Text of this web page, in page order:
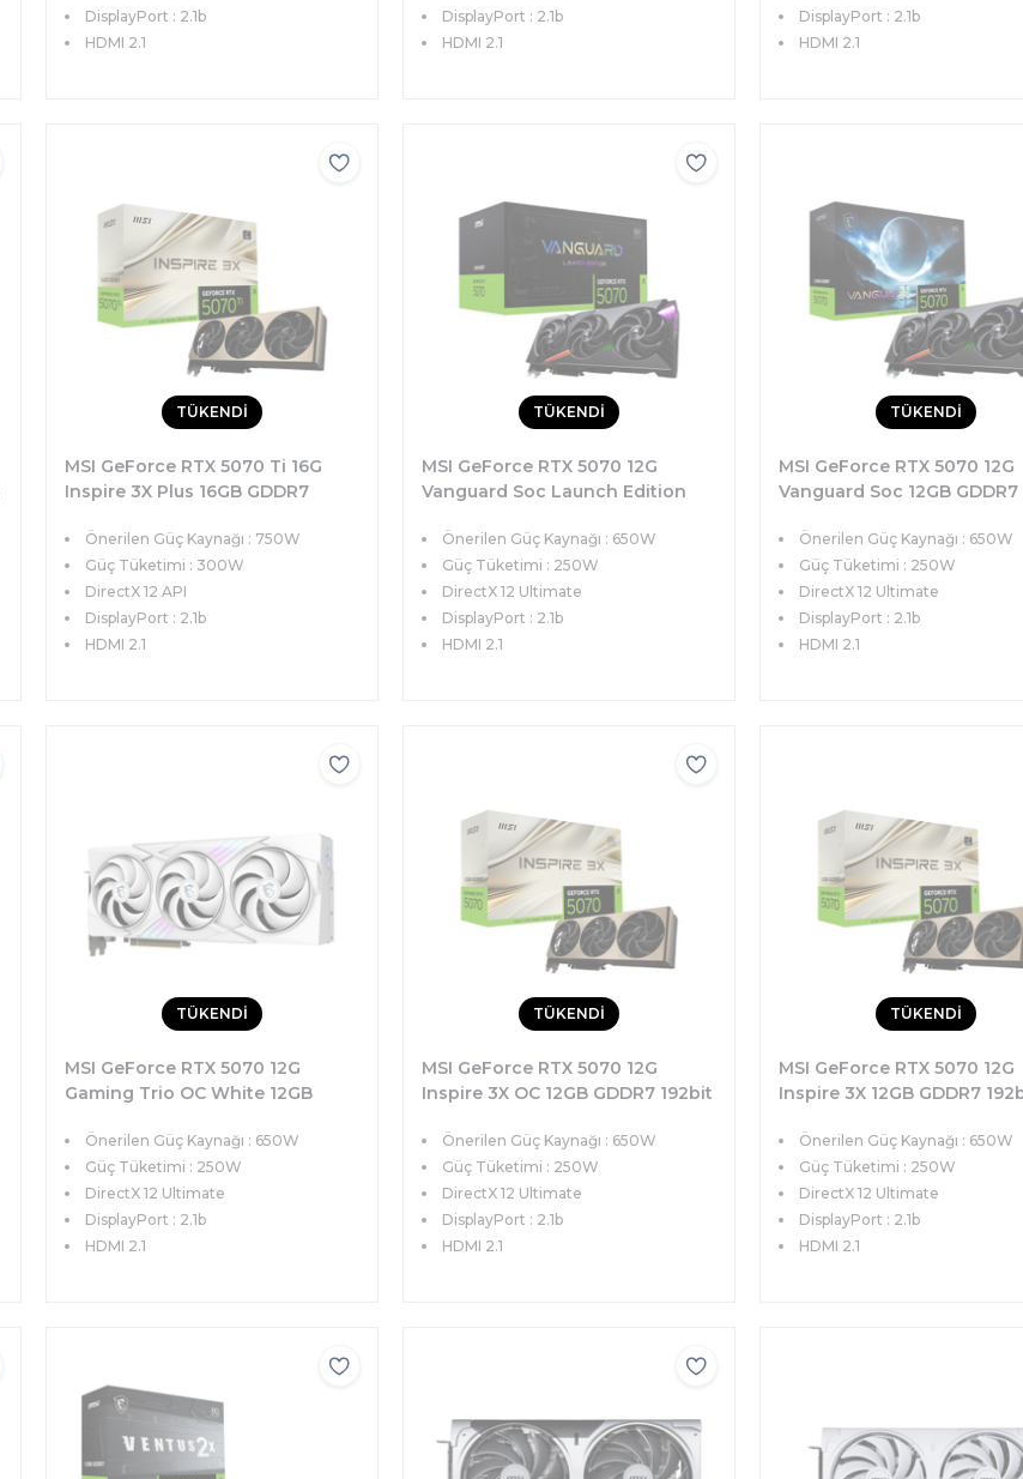
DisplayPort : 2.1b
HDMI 2.1
DisplayPort : 2.1b
HDMI 2.1
DisplayPort : 2.1b
HDMI 2.1
MSI GeForce RTX 5070 Ti 16G
Inspire 3X Plus 16GB GDDR7
1xHDMI) Ekran Kartı
Önerilen Güç Kaynağı : 750W
Güç Tüketimi : 300W
DirectX 12 API
DisplayPort : 2.1b
HDMI 2.1
TÜKENDİ
MSI GeForce RTX 5070 12G
Vanguard Soc Launch Edition
(3xDP 1xHDMI) Ekran Kartı
Önerilen Güç Kaynağı : 650W
Güç Tüketimi : 250W
DirectX 12 Ultimate
DisplayPort : 2.1b
HDMI 2.1
TÜKENDİ
MSI GeForce RTX 5070 12G
Vanguard Soc 12GB GDDR7
1xHDMI) Ekran Kartı
Önerilen Güç Kaynağı : 650W
Güç Tüketimi : 250W
DirectX 12 Ultimate
DisplayPort : 2.1b
HDMI 2.1
TÜKENDİ
MSI GeForce RTX 5070 12G
Gaming Trio OC White 12GB
(3xDP 1xHDMI) Ekran Kartı
Önerilen Güç Kaynağı : 650W
Güç Tüketimi : 250W
DirectX 12 Ultimate
DisplayPort : 2.1b
HDMI 2.1
TÜKENDİ
MSI GeForce RTX 5070 12G
Inspire 3X OC 12GB GDDR7 192bit
Ekran Kartı
Önerilen Güç Kaynağı : 650W
Güç Tüketimi : 250W
DirectX 12 Ultimate
DisplayPort : 2.1b
HDMI 2.1
TÜKENDİ
MSI GeForce RTX 5070 12G
Inspire 3X 12GB GDDR7
Ekran Kartı
Önerilen Güç Kaynağı : 650W
Güç Tüketimi : 250W
DirectX 12 Ultimate
DisplayPort : 2.1b
HDMI 2.1
TÜKENDİ